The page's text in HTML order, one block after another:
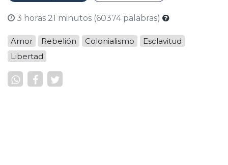
3 horas 21 minutos (60374 palabras)
Amor Rebelión Colonialismo
Esclavitud
Libertad